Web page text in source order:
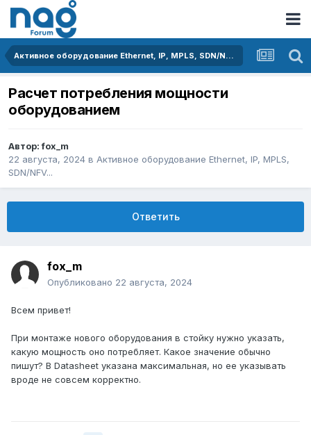
Активное оборудование Ethernet, IP, MPLS, SDN/NFV...
Расчет потребления мощности
оборудованием
Автор:fox_m
22 августа, 2024 в Активное оборудование Ethernet, IP, MPLS,
SDN/NFV...
Ответить
fox_m
Опубликовано 22 августа, 2024
Всем привет!
При монтаже нового оборудования в стойку нужно указать,
какую мощность оно потребляет. Какое значение обычно
пишут? В Datasheet указана максимальная, но ее указывать
вроде не совсем корректно.